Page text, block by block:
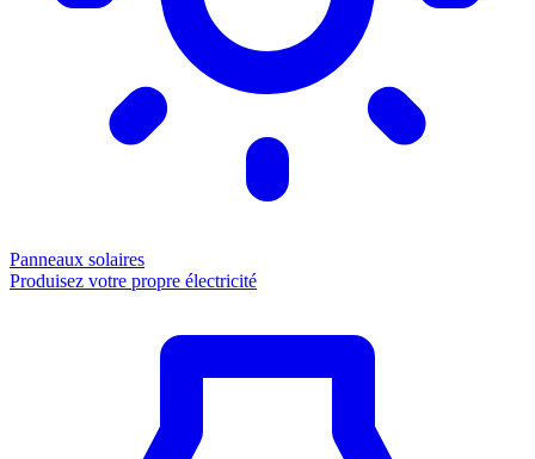
Panneaux solaires
Produisez votre propre électricité